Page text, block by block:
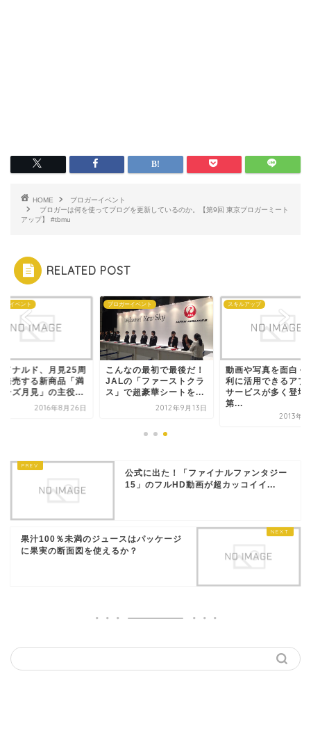
HOME
ブロガーイベント
ブロガーは何を使ってブログを更新しているのか。【第9回 東京ブロガーミート
アップ】 #tbmu
RELATED POST
ーイベント
ドナルド、月見25周
発売する新商品「満
ーズ月見」の主役...
2016年8月26日
ブロガーイベント
こんなの最初で最後だ！
JALの「ファーストクラ
ス」で超豪華シートを...
2012年9月13日
スキルアップ
動画や写真を面白く
利に活用できるアプ
サービスが多く登場
第...
2013年2
公式に出た！「ファイナルファンタジー
15」のフルHD動画が超カッコイイ...
果汁100％未満のジュースはパッケージ
に果実の断面図を使えるか？